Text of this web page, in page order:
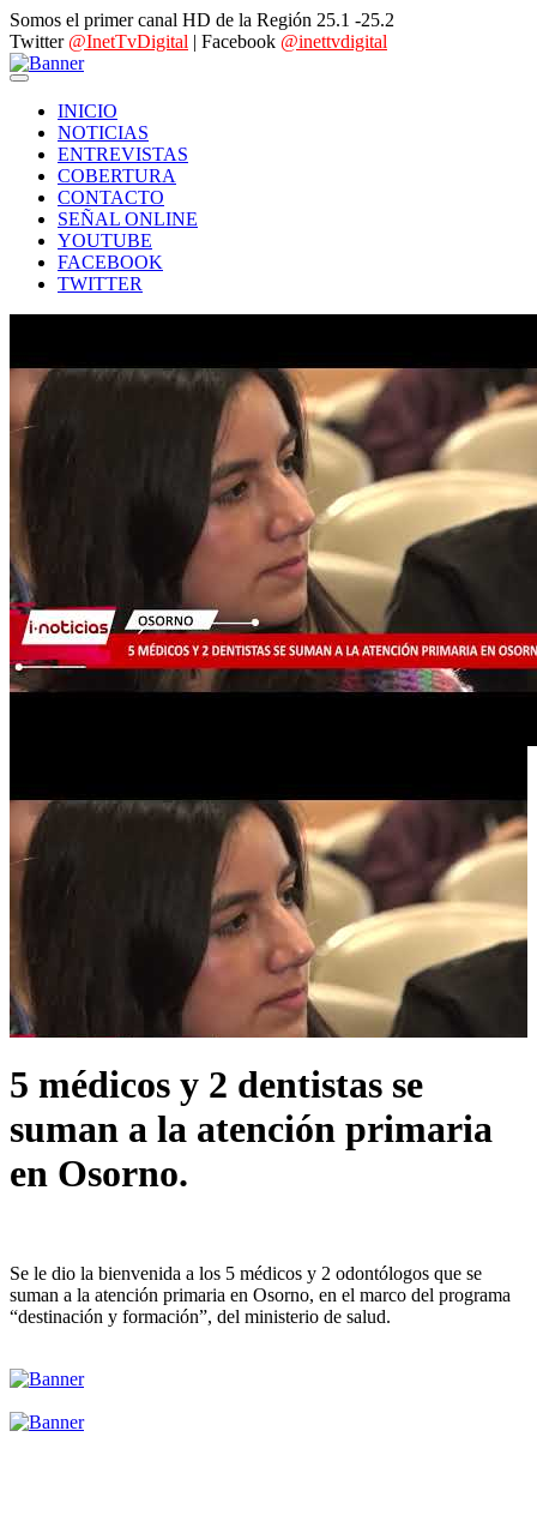
Somos el primer canal HD de la Región 25.1 -25.2
Twitter @InetTvDigital | Facebook @inettvdigital
INICIO
NOTICIAS
ENTREVISTAS
COBERTURA
CONTACTO
SEÑAL ONLINE
YOUTUBE
FACEBOOK
TWITTER
5 médicos y 2 dentistas se
suman a la atención primaria
en Osorno.
Se le dio la bienvenida a los 5 médicos y 2 odontólogos que se
suman a la atención primaria en Osorno, en el marco del programa
“destinación y formación”, del ministerio de salud.